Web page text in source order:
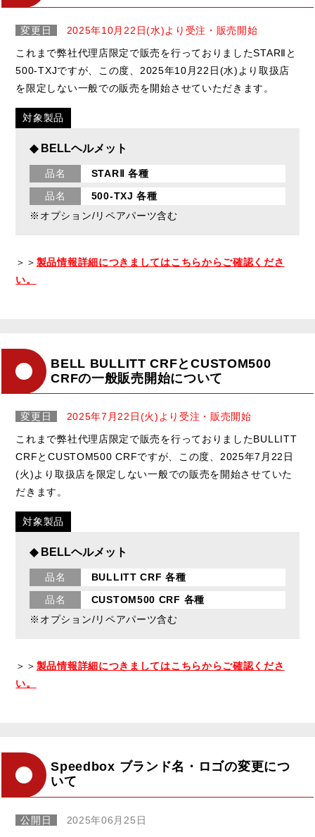
変更日
2025年10月22日(水)より受注・販売開始
これまで弊社代理店限定で販売を行っておりましたSTARⅡと
500-TXJですが、この度、2025年10月22日(水)より取扱店
を限定しない一般での販売を開始させていただきます。
対象製品
◆ BELLヘルメット
品名
STARⅡ 各種
品名
500-TXJ 各種
※オプション/リペアパーツ含む
＞＞ 製品情報詳細につきましてはこちらからご確認くださ
い。
BELL BULLITT CRFとCUSTOM500
CRFの一般販売開始について
変更日
2025年7月22日(火)より受注・販売開始
これまで弊社代理店限定で販売を行っておりましたBULLITT
CRFとCUSTOM500 CRFですが、この度、2025年7月22日
(火)より取扱店を限定しない一般での販売を開始させていた
だきます。
対象製品
◆ BELLヘルメット
品名
BULLITT CRF 各種
品名
CUSTOM500 CRF 各種
※オプション/リペアパーツ含む
＞＞ 製品情報詳細につきましてはこちらからご確認くださ
い。
Speedbox ブランド名・ロゴの変更につ
いて
公開日
2025年06月25日